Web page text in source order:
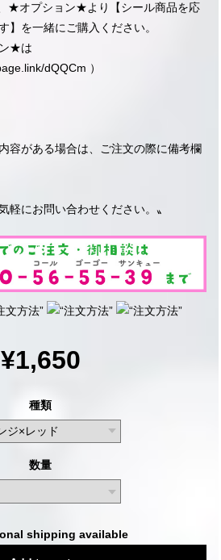
★オプション★より【シール商品を応
】を一緒にご購入ください。
★は
dQQCm ）
がある場合は、ご注文の際に備考欄
軽にお問い合わせください。〟
¥1,650
種類
数量
shipping available